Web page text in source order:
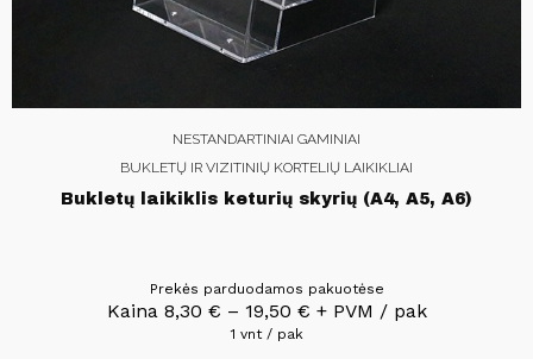
NESTANDARTINIAI GAMINIAI
BUKLETŲ IR VIZITINIŲ KORTELIŲ LAIKIKLIAI
Bukletų laikiklis keturių skyrių (A4, A5, A6)
Prekės parduodamos pakuotėse
Kaina 8,30 € – 19,50 € + PVM / pak
1 vnt / pak